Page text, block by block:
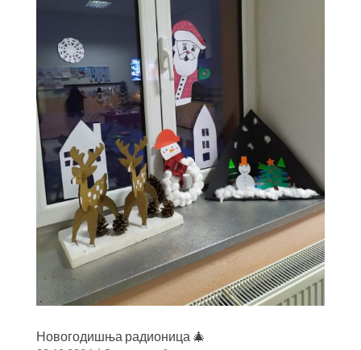
Новогодишња радионица 🎄